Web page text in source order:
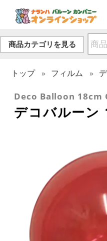
商品カテゴリを見る
トップ フィルム
Deco Balloon 18cm
デコバルーン